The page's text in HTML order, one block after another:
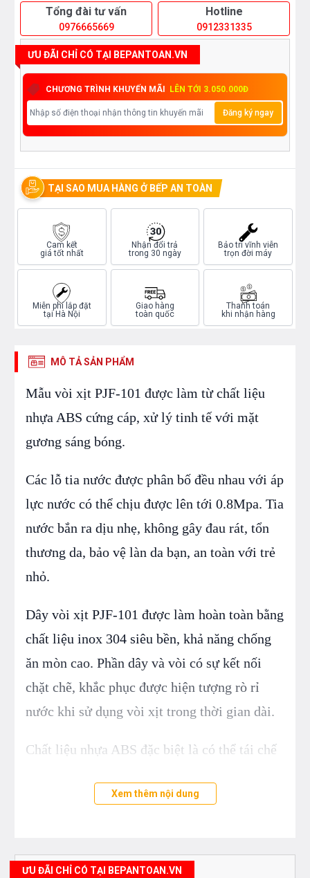
Tổng đài tư vấn
0976665669
Hotline
0912331335
ƯU ĐÃI CHỈ CÓ TẠI BEPANTOAN.VN
CHƯƠNG TRÌNH KHUYẾN MÃI LÊN TỚI 3.050.000Đ
Đăng ký ngay
TẠI SAO MUA HÀNG Ở BẾP AN TOÀN
Cam kết
giá tốt nhất
Nhận đổi trả
trong 30 ngày
Bảo trì vĩnh viễn
trọn đời máy
Miễn phí lắp đặt
tại Hà Nội
Giao hàng
toàn quốc
Thanh toán
khi nhận hàng
MÔ TẢ SẢN PHẨM
Mẫu vòi xịt PJF-101 được làm từ chất liệu
nhựa ABS cứng cáp, xử lý tinh tế với mặt
gương sáng bóng.
Các lỗ tia nước được phân bố đều nhau với áp
lực nước có thể chịu được lên tới 0.8Mpa. Tia
nước bắn ra dịu nhẹ, không gây đau rát, tổn
thương da, bảo vệ làn da bạn, an toàn với trẻ
nhỏ.
Dây vòi xịt PJF-101 được làm hoàn toàn bằng
chất liệu inox 304 siêu bền, khả năng chống
ăn mòn cao. Phần dây và vòi có sự kết nối
chặt chẽ, khắc phục được hiện tượng rò rỉ
nước khi sử dụng vòi xịt trong thời gian dài.
Chất liệu nhựa ABS đặc biệt là có thể tái chế
Xem thêm nội dung
ƯU ĐÃI CHỈ CÓ TẠI BEPANTOAN.VN